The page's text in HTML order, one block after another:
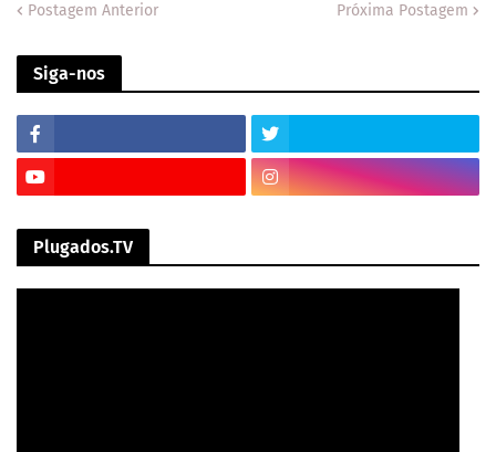
Postagem Anterior Próxima Postagem
Siga-nos
Plugados.TV